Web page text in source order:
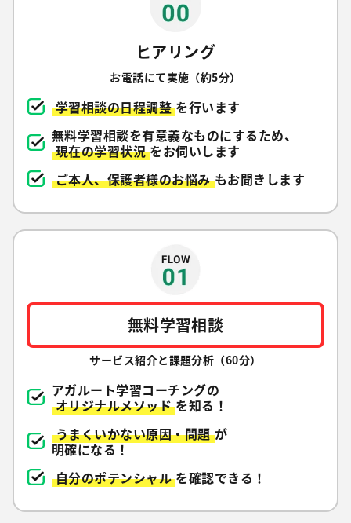
ヒアリング
お電話にて実施（約5分）
学習相談の日程調整 を行います
無料学習相談を有意義なものにするため、
現在の学習状況 をお伺いします
ご本人、保護者様のお悩み もお聞きします
無料学習相談
サービス紹介と課題分析（60分）
アガルート学習コーチングの
オリジナルメソッド を知る！
うまくいかない原因・問題 が
明確になる！
自分のポテンシャル を確認できる！